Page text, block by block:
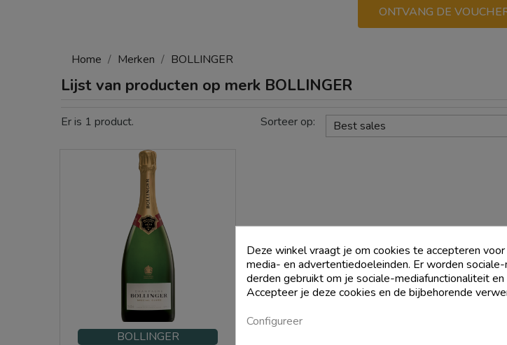
ONTVANG DE
Home Merken BOLLINGER
Lijst van producten op merk BOLLINGER
Er is 1 product. Sorteer op: Best sales
BOLLINGER
Deze winkel vraagt je om cookies te accepteren
media- en advertentiedoeleinden. Er worden
derden gebruikt om je sociale-mediafunctionaliteit
Accepteer je deze cookies en de bijbehorende
Configureer